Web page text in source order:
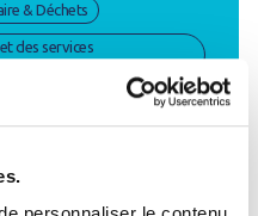
& Déchets
des services
pour les élus :